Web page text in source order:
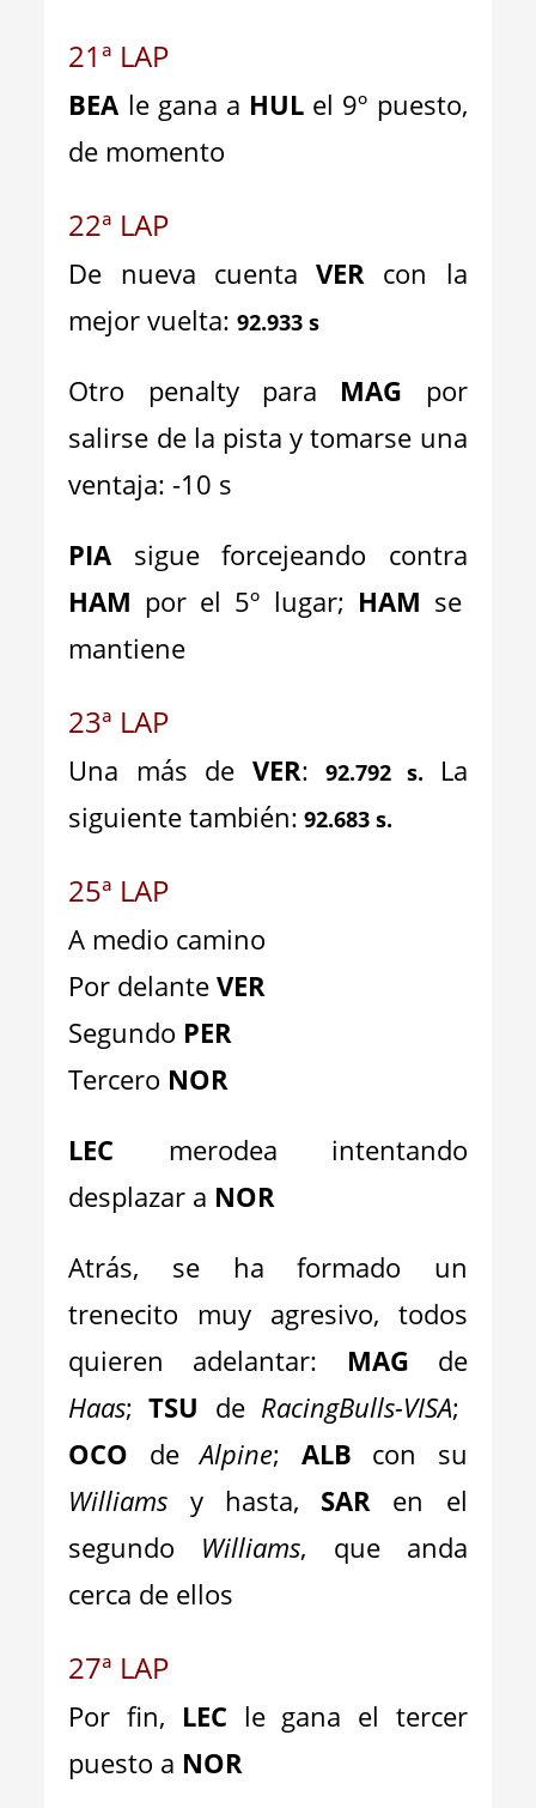
21ª LAP
BEA le gana a HUL el 9º puesto,
de momento
22ª LAP
De nueva cuentaVER con la
mejor vuelta:92.933 s
Otro penalty para MAG por
salirse de la pista y tomarse una
ventaja: -10 s
PIA sigue forcejeando contra
HAM por el 5º lugar; HAM se
mantiene
23ª LAP
Una más de VER: 92.792 s. La
siguiente también: 92.683 s.
25ª LAP
A medio camino
Por delanteVER
Segundo PER
Tercero NOR
LEC merodea intentando
desplazar a NOR
Atrás, se ha formado un
trenecito muy agresivo, todos
quieren adelantar: MAG de
Haas;TSU de RacingBulls-VISA;
OCO deAlpine; ALB con su
Williams y hasta, SAR en el
segundo Williams, que anda
cerca de ellos
27ª LAP
Por fin, LEC le gana el tercer
puesto a NOR